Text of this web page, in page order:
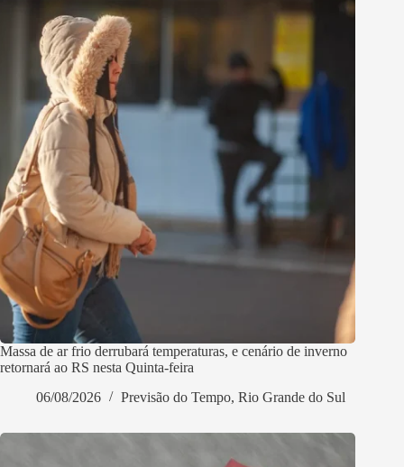
Massa de ar frio derrubará temperaturas, e cenário de inverno
retornará ao RS nesta Quinta-feira
06/08/2026
Previsão do Tempo, Rio Grande do Sul